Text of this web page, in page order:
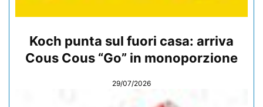
Koch punta sul fuori casa: arriva
Cous Cous “Go” in monoporzione
29/07/2026